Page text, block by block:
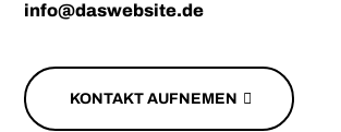
info@daswebsite.de
KONTAKT AUFNEMEN